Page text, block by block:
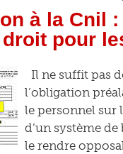
à la Cnil :
pour
Il ne suffit pas
l’obligation
le personnel sur
d’un système
le rendre